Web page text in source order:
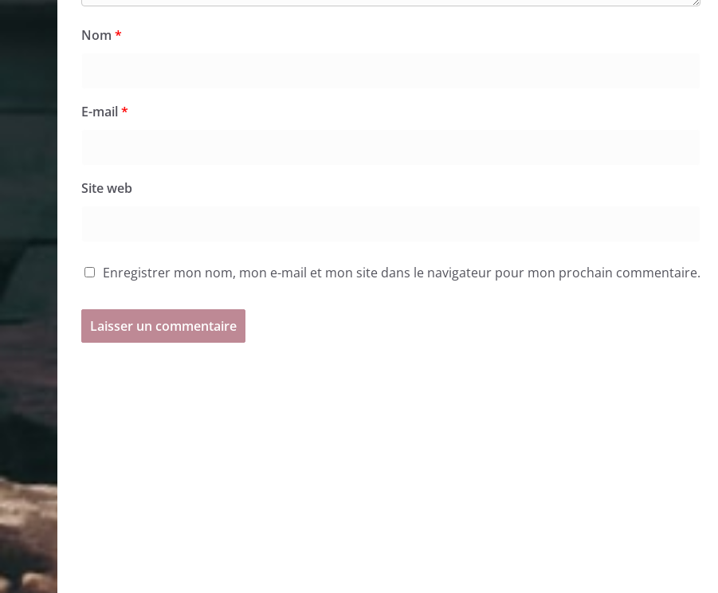
Nom *
E-mail*
Site web
Enregistrer mon nom, mon e-mail et mon site dans le navigateur pour mon prochain commentaire.